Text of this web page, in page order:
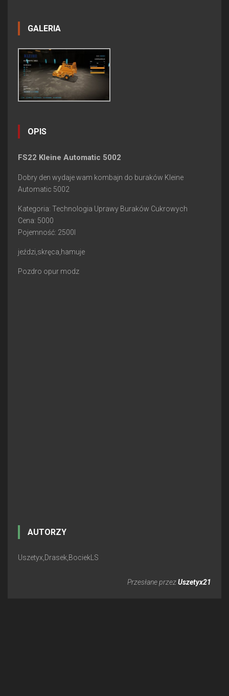
GALERIA
OPIS
FS22 Kleine Automatic 5002
Dobry den wydaje wam kombajn do buraków Kleine
Automatic 5002
Kategoria: Technologia Uprawy Buraków Cukrowych
Cena: 5000
Pojemność: 2500l
jeździ,skręca,hamuje
Pozdro opur modz
AUTORZY
Uszetyx,Drasek,BociekLS
Przesłane przezUszetyx21